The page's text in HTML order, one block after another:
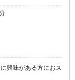
興味がある方におス